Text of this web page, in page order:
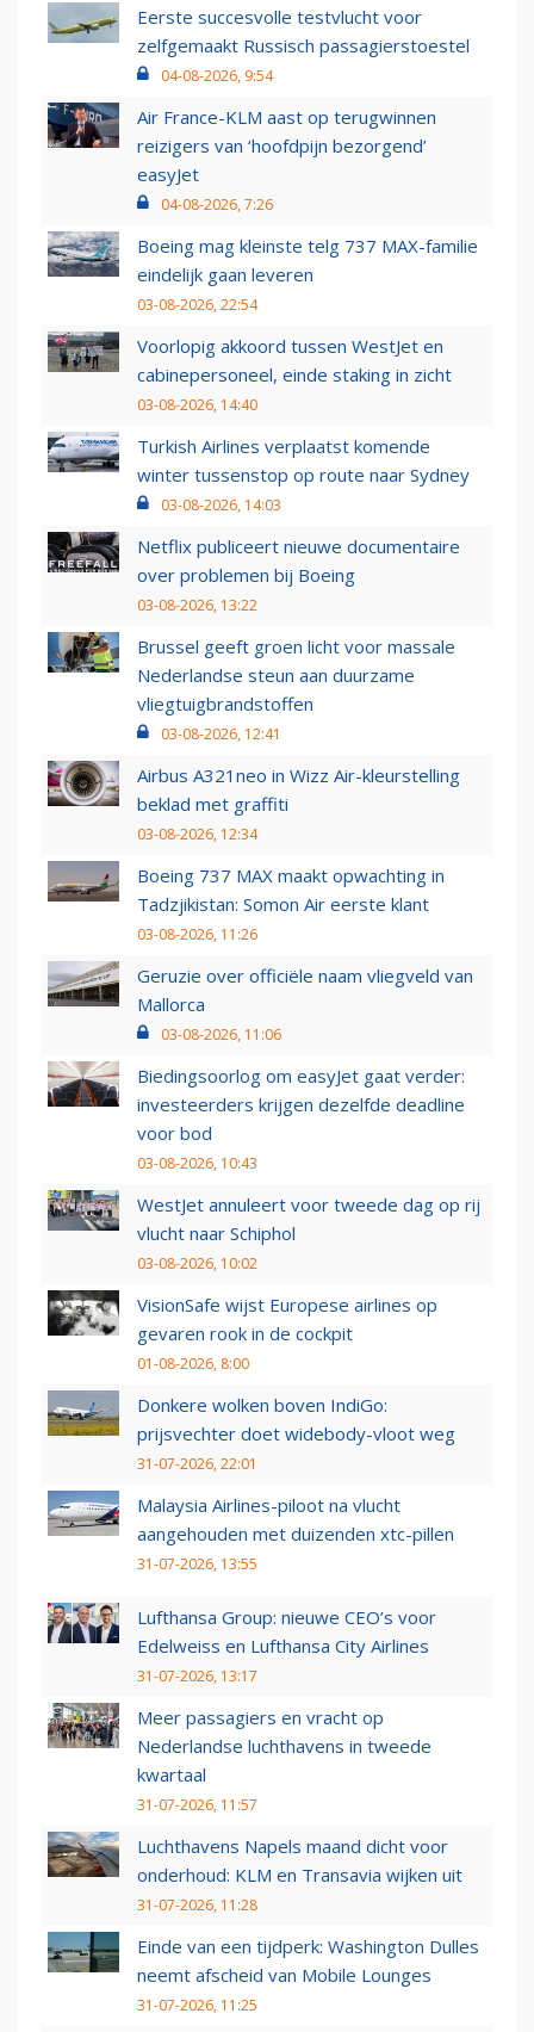
Eerste succesvolle testvlucht voor
zelfgemaakt Russisch passagierstoestel
04-08-2026, 9:54
Air France-KLM aast op terugwinnen
reizigers van ‘hoofdpijn bezorgend’
easyJet
04-08-2026, 7:26
Boeing mag kleinste telg 737 MAX-familie
eindelijk gaan leveren
03-08-2026, 22:54
Voorlopig akkoord tussen WestJet en
cabinepersoneel, einde staking in zicht
03-08-2026, 14:40
Turkish Airlines verplaatst komende
winter tussenstop op route naar Sydney
03-08-2026, 14:03
Netflix publiceert nieuwe documentaire
over problemen bij Boeing
03-08-2026, 13:22
Brussel geeft groen licht voor massale
Nederlandse steun aan duurzame
vliegtuigbrandstoffen
03-08-2026, 12:41
Airbus A321neo in Wizz Air-kleurstelling
beklad met graffiti
03-08-2026, 12:34
Boeing 737 MAX maakt opwachting in
Tadzjikistan: Somon Air eerste klant
03-08-2026, 11:26
Geruzie over officiële naam vliegveld van
Mallorca
03-08-2026, 11:06
Biedingsoorlog om easyJet gaat verder:
investeerders krijgen dezelfde deadline
voor bod
03-08-2026, 10:43
WestJet annuleert voor tweede dag op rij
vlucht naar Schiphol
03-08-2026, 10:02
VisionSafe wijst Europese airlines op
gevaren rook in de cockpit
01-08-2026, 8:00
Donkere wolken boven IndiGo:
prijsvechter doet widebody-vloot weg
31-07-2026, 22:01
Malaysia Airlines-piloot na vlucht
aangehouden met duizenden xtc-pillen
31-07-2026, 13:55
Lufthansa Group: nieuwe CEO’s voor
Edelweiss en Lufthansa City Airlines
31-07-2026, 13:17
Meer passagiers en vracht op
Nederlandse luchthavens in tweede
kwartaal
31-07-2026, 11:57
Luchthavens Napels maand dicht voor
onderhoud: KLM en Transavia wijken uit
31-07-2026, 11:28
Einde van een tijdperk: Washington Dulles
neemt afscheid van Mobile Lounges
31-07-2026, 11:25